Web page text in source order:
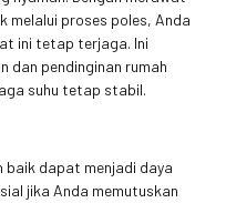
melalui proses poles, Anda
ini tetap terjaga. Ini
dan pendinginan rumah
suhu tetap stabil.
dapat menjadi daya
jika Anda memutuskan